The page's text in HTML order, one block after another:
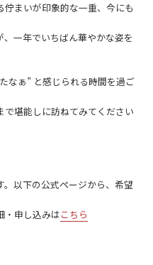
まいが印象的な一重、今にも
一年でいちばん華やかな姿を
なぁ” と感じられる時間を過ご
堪能しに訪ねてみてください
以下の公式ページから、希望
・申し込みはこちら